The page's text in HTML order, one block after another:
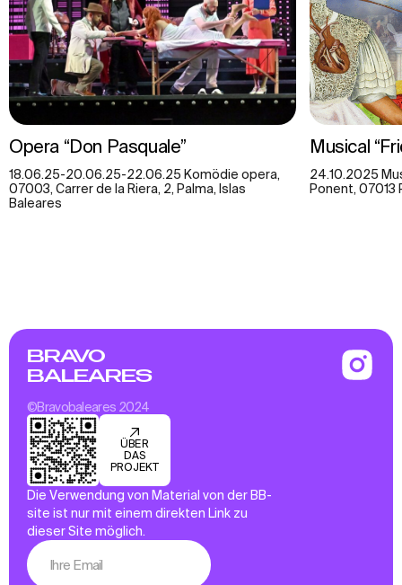
Opera “Don Pasquale”
18.06.25-20.06.25-22.06.25 Komödie opera,
07003, Carrer de la Riera, 2, Palma, Islas
Baleares
Musical
24.10.2025
Ponent, 07013
BRAVO
BALEARES
©Bravobaleares 2024
ÜBER
DAS
PROJEKT
Die Verwendung von Material von der BB-
site ist nur mit einem direkten Link zu
dieser Site möglich.